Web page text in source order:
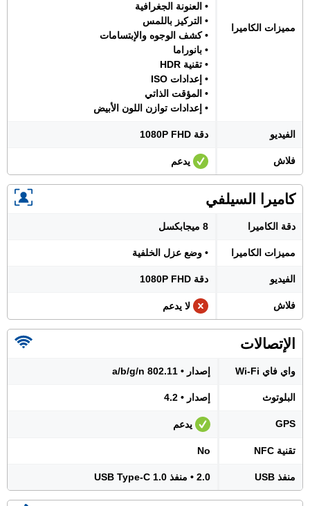
مميزات الكاميرا
• العنونة الجغرافية
• التركيز باللمس
• كشف الوجوه والإبتسامات
• بانوراما
• تقنية HDR
• إعدادات ISO
• المؤقت الذاتي
• إعدادات توازن اللون الأبيض
الفيديو دقة 1080P FHD
فلاش يدعم
كاميرا السيلفي
دقة الكاميرا 8 ميجابكسل
مميزات الكاميرا • وضع عزل الخلفية
الفيديو دقة 1080P FHD
فلاش لا يدعم
الإتصالات
واي فاي Wi-Fi إصدار • 802.11 a/b/g/n
البلوتوث إصدار • 4.2
GPS يدعم
تقنية NFC No
منفذ USB 2.0 • منفذ USB Type-C 1.0